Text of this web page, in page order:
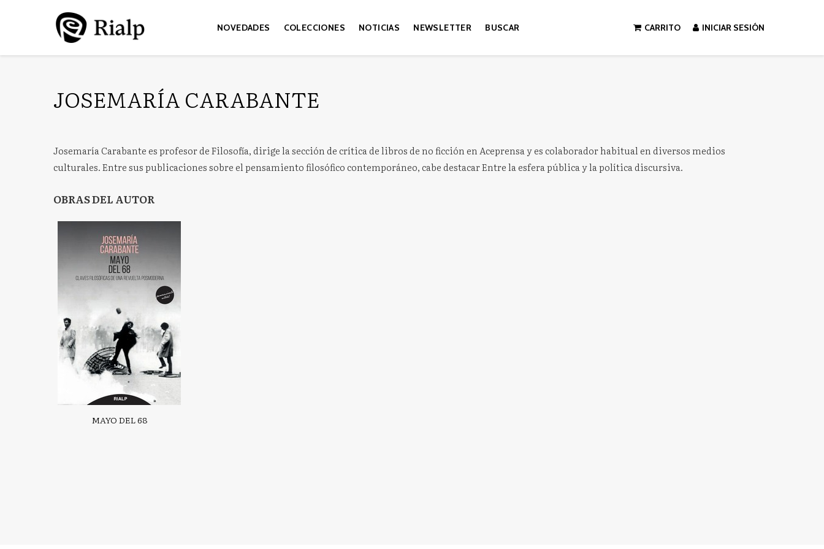
NOVEDADES COLECCIONES NOTICIAS NEWSLETTER BUSCAR CARRITO INICIAR SESIÓN
JOSEMARÍA CARABANTE
Josemaría Carabante es profesor de Filosofía, dirige la sección de crítica de libros de no ficción en Aceprensa y es colaborador habitual en diversos medios
culturales. Entre sus publicaciones sobre el pensamiento filosófico contemporáneo, cabe destacar Entre la esfera pública y la política discursiva.
OBRAS DEL AUTOR
MAYO DEL 68